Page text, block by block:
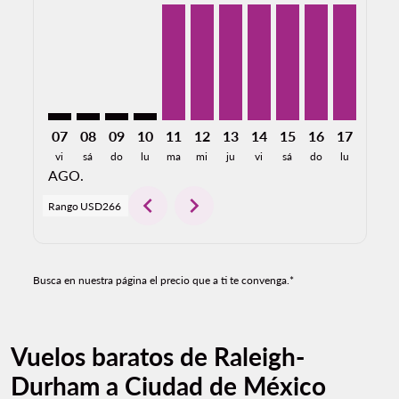
07
vi
AGO.
08
sá
09
do
10
lu
11
ma
12
mi
13
ju
14
vi
15
sá
16
do
17
lu
Rango USD266 chevron_left chevron_right
Busca en nuestra página el precio que a ti te convenga.*
Vuelos baratos de Raleigh-
Durham a Ciudad de México